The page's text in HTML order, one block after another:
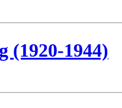
(1920-1944)